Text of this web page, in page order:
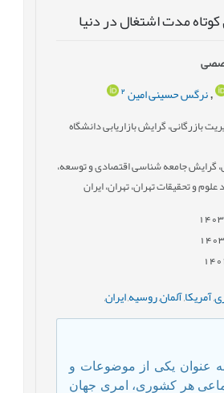
‏مدت اشتغال در دنیا
,نرگس حسینی امین 2
بازرگانی، گرایش بازاریابی دانشگاه
جامعه ‏شناسی اقتصادی و توسعه،
و تحقیقات تهران، تهران، ایران
,آمریکا,آلمان,روسیه,ایران,
عنوان یکی از موضوعات و
هر کشوری، امری جهان‏